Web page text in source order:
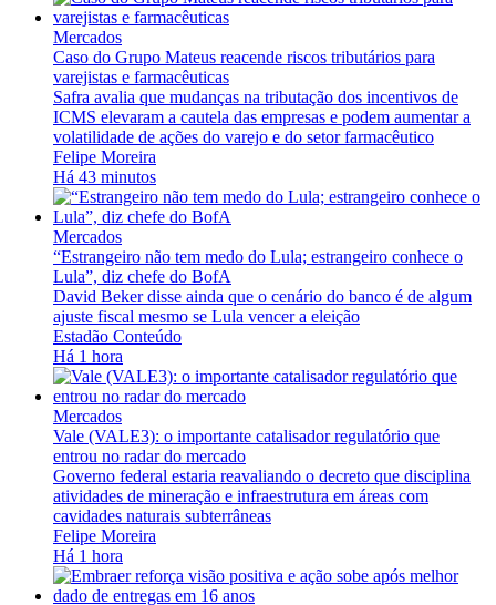
Mercados
Caso do Grupo Mateus reacende riscos tributários para
varejistas e farmacêuticas
Safra avalia que mudanças na tributação dos incentivos de
ICMS elevaram a cautela das empresas e podem aumentar a
volatilidade de ações do varejo e do setor farmacêutico
Felipe Moreira
Há 43 minutos
Mercados
“Estrangeiro não tem medo do Lula; estrangeiro conhece o
Lula”, diz chefe do BofA
David Beker disse ainda que o cenário do banco é de algum
ajuste fiscal mesmo se Lula vencer a eleição
Estadão Conteúdo
Há 1 hora
Mercados
Vale (VALE3): o importante catalisador regulatório que
entrou no radar do mercado
Governo federal estaria reavaliando o decreto que disciplina
atividades de mineração e infraestrutura em áreas com
cavidades naturais subterrâneas
Felipe Moreira
Há 1 hora